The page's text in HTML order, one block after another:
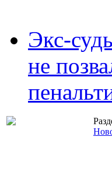
Экс-
не